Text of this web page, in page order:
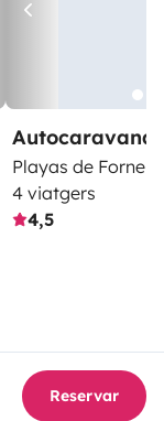
Autocaravana
Playas de Fornells
4 viatgers
4,5
Reservar